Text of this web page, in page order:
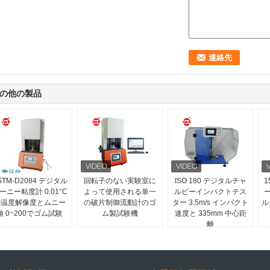
他の製品
D2084 デジタル
ニー粘度計 0.01°C
度解像度とムニー
0~200でゴム試験
回転子のない実験室に
よって使用される単一
の破片制御流動計のゴ
ム製試験機
ISO 180 デジタルチャ
ルピーインパクトテス
ター 3.5m/s インパクト
速度と 335mm 中心距
離